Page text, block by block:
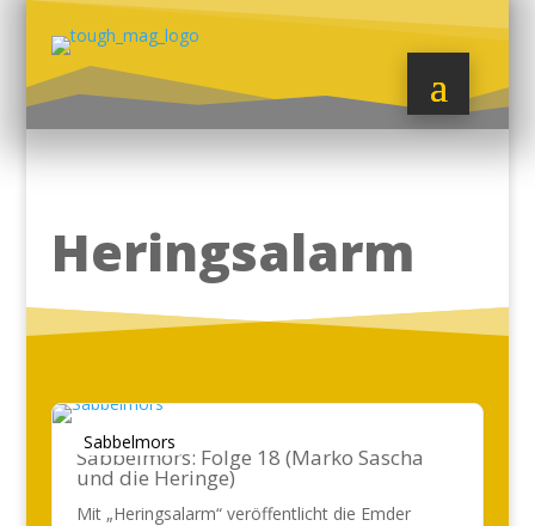
Heringsalarm
Sabbelmors
Sabbelmors: Folge 18 (Marko Sascha
und die Heringe)
Mit „Heringsalarm“ veröffentlicht die Emder